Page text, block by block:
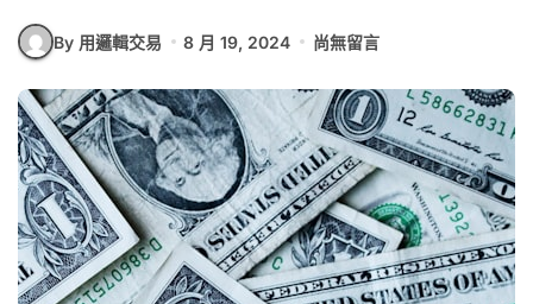
By 用邏輯交易 8 月 19, 2024 尚無留言